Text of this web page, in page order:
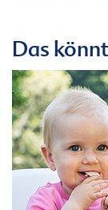
Das